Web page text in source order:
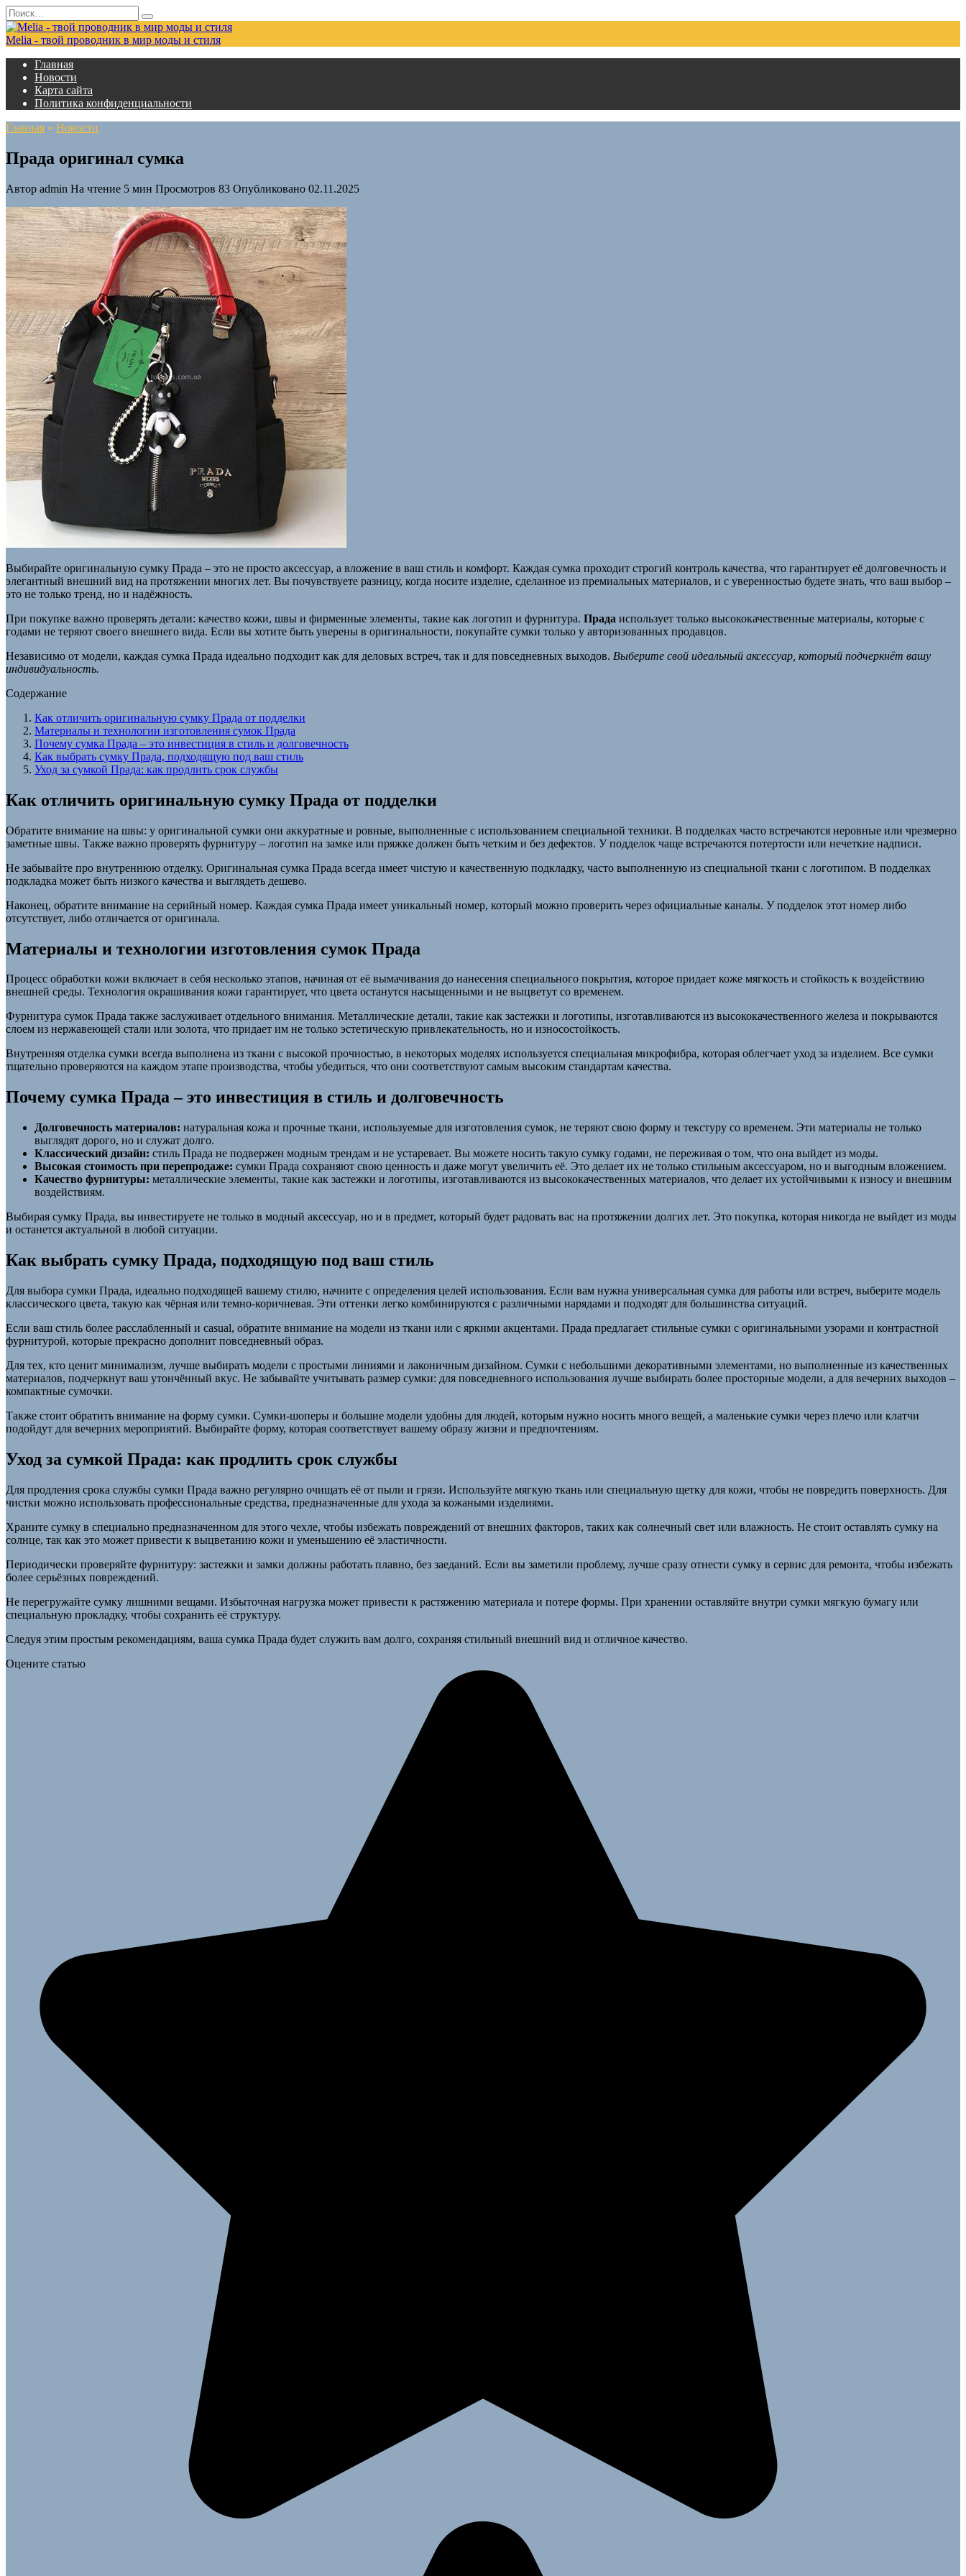
Перейти
к
содержанию
Search
for:
Melia - твой проводник в мир моды и стиля
Главная
Новости
Карта сайта
Политика конфиденциальности
Главная » Новости
Прада оригинал сумка
Автор admin На чтение 5 мин Просмотров 83 Опубликовано 02.11.2025
Выбирайте оригинальную сумку Прада – это не просто аксессуар, а вложение в ваш стиль и комфорт. Каждая сумка проходит строгий контроль качества, что гарантирует её долговечность и
элегантный внешний вид на протяжении многих лет. Вы почувствуете разницу, когда носите изделие, сделанное из премиальных материалов, и с уверенностью будете знать, что ваш выбор –
это не только тренд, но и надёжность.
При покупке важно проверять детали: качество кожи, швы и фирменные элементы, такие как логотип и фурнитура. Прада использует только высококачественные материалы, которые с
годами не теряют своего внешнего вида. Если вы хотите быть уверены в оригинальности, покупайте сумки только у авторизованных продавцов.
Независимо от модели, каждая сумка Прада идеально подходит как для деловых встреч, так и для повседневных выходов. Выберите свой идеальный аксессуар, который подчеркнёт вашу
индивидуальность.
Содержание
Как отличить оригинальную сумку Прада от подделки
Материалы и технологии изготовления сумок Прада
Почему сумка Прада – это инвестиция в стиль и долговечность
Как выбрать сумку Прада, подходящую под ваш стиль
Уход за сумкой Прада: как продлить срок службы
Как отличить оригинальную сумку Прада от подделки
Обратите внимание на швы: у оригинальной сумки они аккуратные и ровные, выполненные с использованием специальной техники. В подделках часто встречаются неровные или чрезмерно
заметные швы. Также важно проверять фурнитуру – логотип на замке или пряжке должен быть четким и без дефектов. У подделок чаще встречаются потертости или нечеткие надписи.
Не забывайте про внутреннюю отделку. Оригинальная сумка Прада всегда имеет чистую и качественную подкладку, часто выполненную из специальной ткани с логотипом. В подделках
подкладка может быть низкого качества и выглядеть дешево.
Наконец, обратите внимание на серийный номер. Каждая сумка Прада имеет уникальный номер, который можно проверить через официальные каналы. У подделок этот номер либо
отсутствует, либо отличается от оригинала.
Материалы и технологии изготовления сумок Прада
Процесс обработки кожи включает в себя несколько этапов, начиная от её вымачивания до нанесения специального покрытия, которое придает коже мягкость и стойкость к воздействию
внешней среды. Технология окрашивания кожи гарантирует, что цвета останутся насыщенными и не выцветут со временем.
Фурнитура сумок Прада также заслуживает отдельного внимания. Металлические детали, такие как застежки и логотипы, изготавливаются из высококачественного железа и покрываются
слоем из нержавеющей стали или золота, что придает им не только эстетическую привлекательность, но и износостойкость.
Внутренняя отделка сумки всегда выполнена из ткани с высокой прочностью, в некоторых моделях используется специальная микрофибра, которая облегчает уход за изделием. Все сумки
тщательно проверяются на каждом этапе производства, чтобы убедиться, что они соответствуют самым высоким стандартам качества.
Почему сумка Прада – это инвестиция в стиль и долговечность
Долговечность материалов: натуральная кожа и прочные ткани, используемые для изготовления сумок, не теряют свою форму и текстуру со временем. Эти материалы не только
выглядят дорого, но и служат долго.
Классический дизайн: стиль Прада не подвержен модным трендам и не устаревает. Вы можете носить такую сумку годами, не переживая о том, что она выйдет из моды.
Высокая стоимость при перепродаже: сумки Прада сохраняют свою ценность и даже могут увеличить её. Это делает их не только стильным аксессуаром, но и выгодным вложением.
Качество фурнитуры: металлические элементы, такие как застежки и логотипы, изготавливаются из высококачественных материалов, что делает их устойчивыми к износу и внешним
воздействиям.
Выбирая сумку Прада, вы инвестируете не только в модный аксессуар, но и в предмет, который будет радовать вас на протяжении долгих лет. Это покупка, которая никогда не выйдет из моды
и останется актуальной в любой ситуации.
Как выбрать сумку Прада, подходящую под ваш стиль
Для выбора сумки Прада, идеально подходящей вашему стилю, начните с определения целей использования. Если вам нужна универсальная сумка для работы или встреч, выберите модель
классического цвета, такую как чёрная или темно-коричневая. Эти оттенки легко комбинируются с различными нарядами и подходят для большинства ситуаций.
Если ваш стиль более расслабленный и casual, обратите внимание на модели из ткани или с яркими акцентами. Прада предлагает стильные сумки с оригинальными узорами и контрастной
фурнитурой, которые прекрасно дополнит повседневный образ.
Для тех, кто ценит минимализм, лучше выбирать модели с простыми линиями и лаконичным дизайном. Сумки с небольшими декоративными элементами, но выполненные из качественных
материалов, подчеркнут ваш утончённый вкус. Не забывайте учитывать размер сумки: для повседневного использования лучше выбирать более просторные модели, а для вечерних выходов –
компактные сумочки.
Также стоит обратить внимание на форму сумки. Сумки-шоперы и большие модели удобны для людей, которым нужно носить много вещей, а маленькие сумки через плечо или клатчи
подойдут для вечерних мероприятий. Выбирайте форму, которая соответствует вашему образу жизни и предпочтениям.
Уход за сумкой Прада: как продлить срок службы
Для продления срока службы сумки Прада важно регулярно очищать её от пыли и грязи. Используйте мягкую ткань или специальную щетку для кожи, чтобы не повредить поверхность. Для
чистки можно использовать профессиональные средства, предназначенные для ухода за кожаными изделиями.
Храните сумку в специально предназначенном для этого чехле, чтобы избежать повреждений от внешних факторов, таких как солнечный свет или влажность. Не стоит оставлять сумку на
солнце, так как это может привести к выцветанию кожи и уменьшению её эластичности.
Периодически проверяйте фурнитуру: застежки и замки должны работать плавно, без заеданий. Если вы заметили проблему, лучше сразу отнести сумку в сервис для ремонта, чтобы избежать
более серьёзных повреждений.
Не перегружайте сумку лишними вещами. Избыточная нагрузка может привести к растяжению материала и потере формы. При хранении оставляйте внутри сумки мягкую бумагу или
специальную прокладку, чтобы сохранить её структуру.
Следуя этим простым рекомендациям, ваша сумка Прада будет служить вам долго, сохраняя стильный внешний вид и отличное качество.
Оцените статью